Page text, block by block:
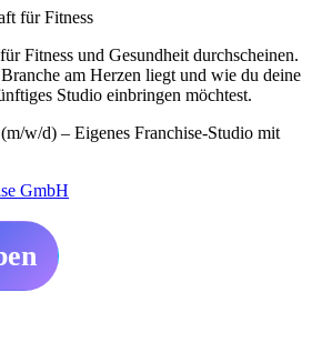
für Fitness
Fitness und Gesundheit durchscheinen.
am Herzen liegt und wie du deine
Studio einbringen möchtest.
w/d) – Eigenes Franchise-Studio mit
GmbH